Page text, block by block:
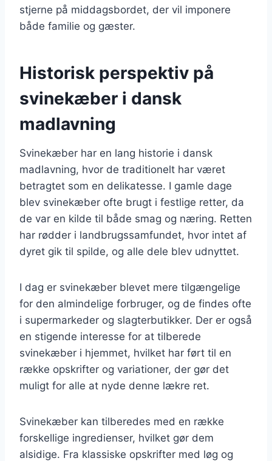
stjerne på middagsbordet, der vil imponere
både familie og gæster.
Historisk perspektiv på
svinekæber i dansk
madlavning
Svinekæber har en lang historie i dansk
madlavning, hvor de traditionelt har været
betragtet som en delikatesse. I gamle dage
blev svinekæber ofte brugt i festlige retter, da
de var en kilde til både smag og næring. Retten
har rødder i landbrugssamfundet, hvor intet af
dyret gik til spilde, og alle dele blev udnyttet.
I dag er svinekæber blevet mere tilgængelige
for den almindelige forbruger, og de findes ofte
i supermarkeder og slagterbutikker. Der er også
en stigende interesse for at tilberede
svinekæber i hjemmet, hvilket har ført til en
række opskrifter og variationer, der gør det
muligt for alle at nyde denne lækre ret.
Svinekæber kan tilberedes med en række
forskellige ingredienser, hvilket gør dem
alsidige. Fra klassiske opskrifter med løg og